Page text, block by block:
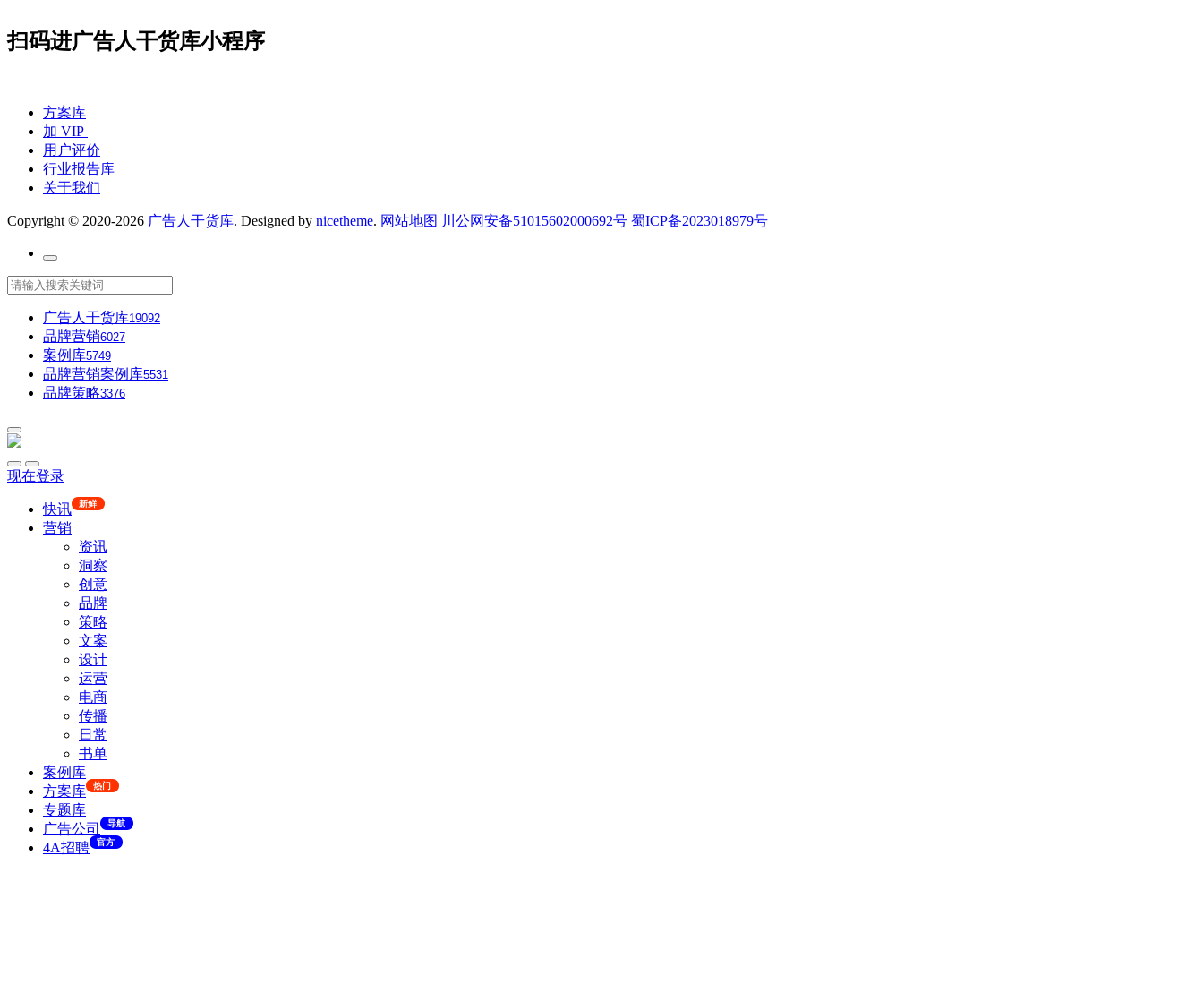
扫码进广告人干货库小程序
方案库
加 VIP
用户评价
行业报告库
关于我们
Copyright © 2020-2026 广告人干货库. Designed by nicetheme. 网站地图 川公网安备51015602000692号 蜀ICP备2023018979号
广告人干货库19092
品牌营销6027
案例库5749
品牌营销案例库5531
品牌策略3376
现在登录
快讯 新鲜
营销
资讯
洞察
创意
品牌
策略
文案
设计
运营
电商
传播
日常
书单
案例库
方案库
热门
专题库
广告公司
导航
4A招聘 官方